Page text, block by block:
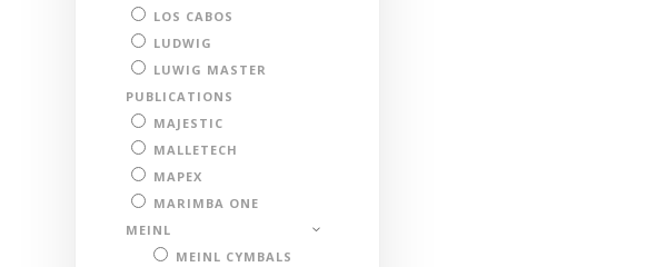
LOS CABOS
LUDWIG
LUWIG MASTER
PUBLICATIONS
MAJESTIC
MALLETECH
MAPEX
MARIMBA ONE
MEINL
MEINL CYMBALS